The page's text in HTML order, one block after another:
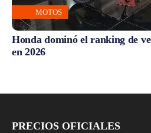
MOTOS
Honda dominó el ranking de
en 2026
PRECIOS OFICIALES